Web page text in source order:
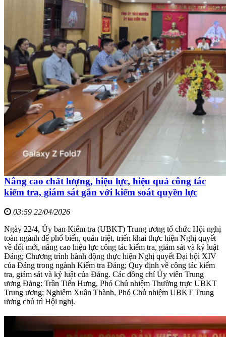
Nâng cao chất lượng, hiệu lực, hiệu quả công tác
kiểm tra, giám sát gắn với kiểm soát quyền lực
03:59 22/04/2026
Ngày 22/4, Ủy ban Kiểm tra (UBKT) Trung ương tổ chức Hội nghị
toàn ngành để phổ biến, quán triệt, triển khai thực hiện Nghị quyết
về đổi mới, nâng cao hiệu lực công tác kiểm tra, giám sát và kỷ luật
Đảng; Chương trình hành động thực hiện Nghị quyết Đại hội XIV
của Đảng trong ngành Kiểm tra Đảng; Quy định về công tác kiểm
tra, giám sát và kỷ luật của Đảng. Các đồng chí Ủy viên Trung
ương Đảng: Trần Tiến Hưng, Phó Chủ nhiệm Thường trực UBKT
Trung ương; Nghiêm Xuân Thành, Phó Chủ nhiệm UBKT Trung
ương chủ trì Hội nghị.